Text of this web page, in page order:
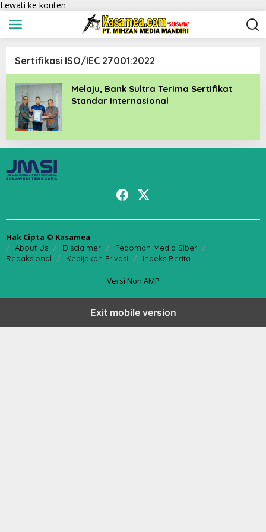
Lewati ke konten
Sertifikasi ISO/IEC 27001:2022
Melaju, Bank Sultra Terima Sertifikat
Standar Internasional
Hak Cipta © Kasamea
About Us Disclaimer
Pedoman Media Siber
Redaksional
Kebijakan Privasi Indeks Berita
Versi Non AMP
Exit mobile version